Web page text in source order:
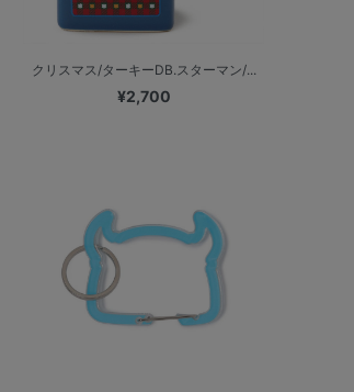
クリスマス/ターキーDB.スターマン/...
¥2,700